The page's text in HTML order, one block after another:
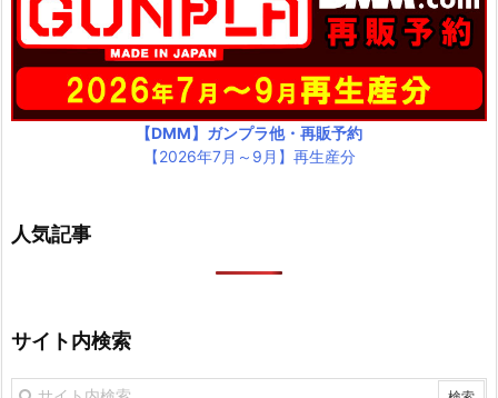
【DMM】ガンプラ他・再販予約
【2026年7月～9月】再生産分
人気記事
サイト内検索